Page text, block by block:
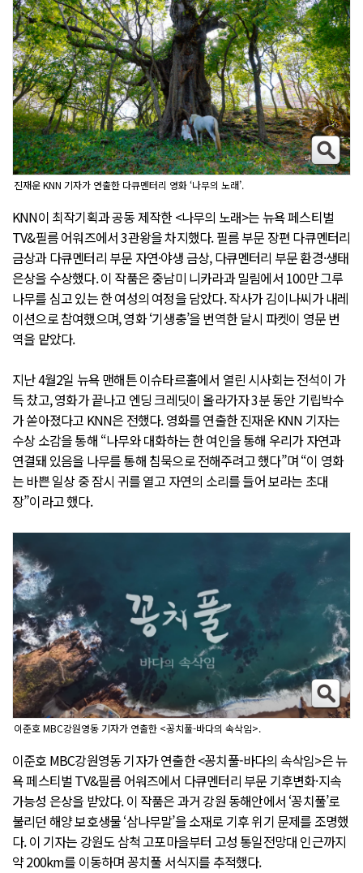
진재운 KNN 기자가 연출한 다큐멘터리 영화 ‘나무의 노래’.
KNN이 최작기획과 공동 제작한 <나무의 노래>는 뉴욕 페스티벌
TV&필름 어워즈에서 3관왕을 차지했다. 필름 부문 장편 다큐멘터리
금상과 다큐멘터리 부문 자연·야생 금상, 다큐멘터리 부문 환경·생태
은상을 수상했다. 이 작품은 중남미 니카라과 밀림에서 100만 그루
나무를 심고 있는 한 여성의 여정을 담았다. 작사가 김이나씨가 내레
이션으로 참여했으며, 영화 ‘기생충’을 번역한 달시 파켓이 영문 번
역을 맡았다.
지난 4월2일 뉴욕 맨해튼 이슈타르홀에서 열린 시사회는 전석이 가
득 찼고, 영화가 끝나고 엔딩 크레딧이 올라가자 3분 동안 기립박수
가 쏟아졌다고 KNN은 전했다. 영화를 연출한 진재운 KNN 기자는
수상 소감을 통해 “나무와 대화하는 한 여인을 통해 우리가 자연과
연결돼 있음을 나무를 통해 침묵으로 전해주려고 했다”며 “이 영화
는 바쁜 일상 중 잠시 귀를 열고 자연의 소리를 들어 보라는 초대
장”이라고 했다.
이준호 MBC강원영동 기자가 연출한 <꽁치풀-바다의 속삭임>.
이준호 MBC강원영동 기자가 연출한 <꽁치풀-바다의 속삭임>은 뉴
욕 페스티벌 TV&필름 어워즈에서 다큐멘터리 부문 기후변화·지속
가능성 은상을 받았다. 이 작품은 과거 강원 동해안에서 ‘꽁치풀’로
불리던 해양 보호생물 ‘삼나무말’을 소재로 기후 위기 문제를 조명했
다. 이 기자는 강원도 삼척 고포마을부터 고성 통일전망대 인근까지
약 200km를 이동하며 꽁치풀 서식지를 추적했다.